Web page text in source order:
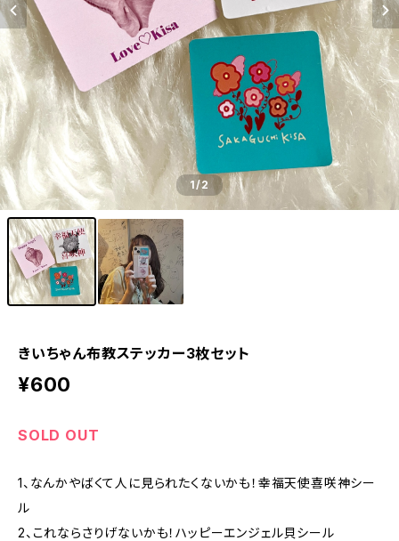
1/2
きいちゃん布教ステッカー3枚セット
¥600
SOLD OUT
1、なんかやばくて人に見られたくないかも！幸福天使喜咲神シー
ル
2、これならさりげないかも！ハッピーエンジェル貝シール